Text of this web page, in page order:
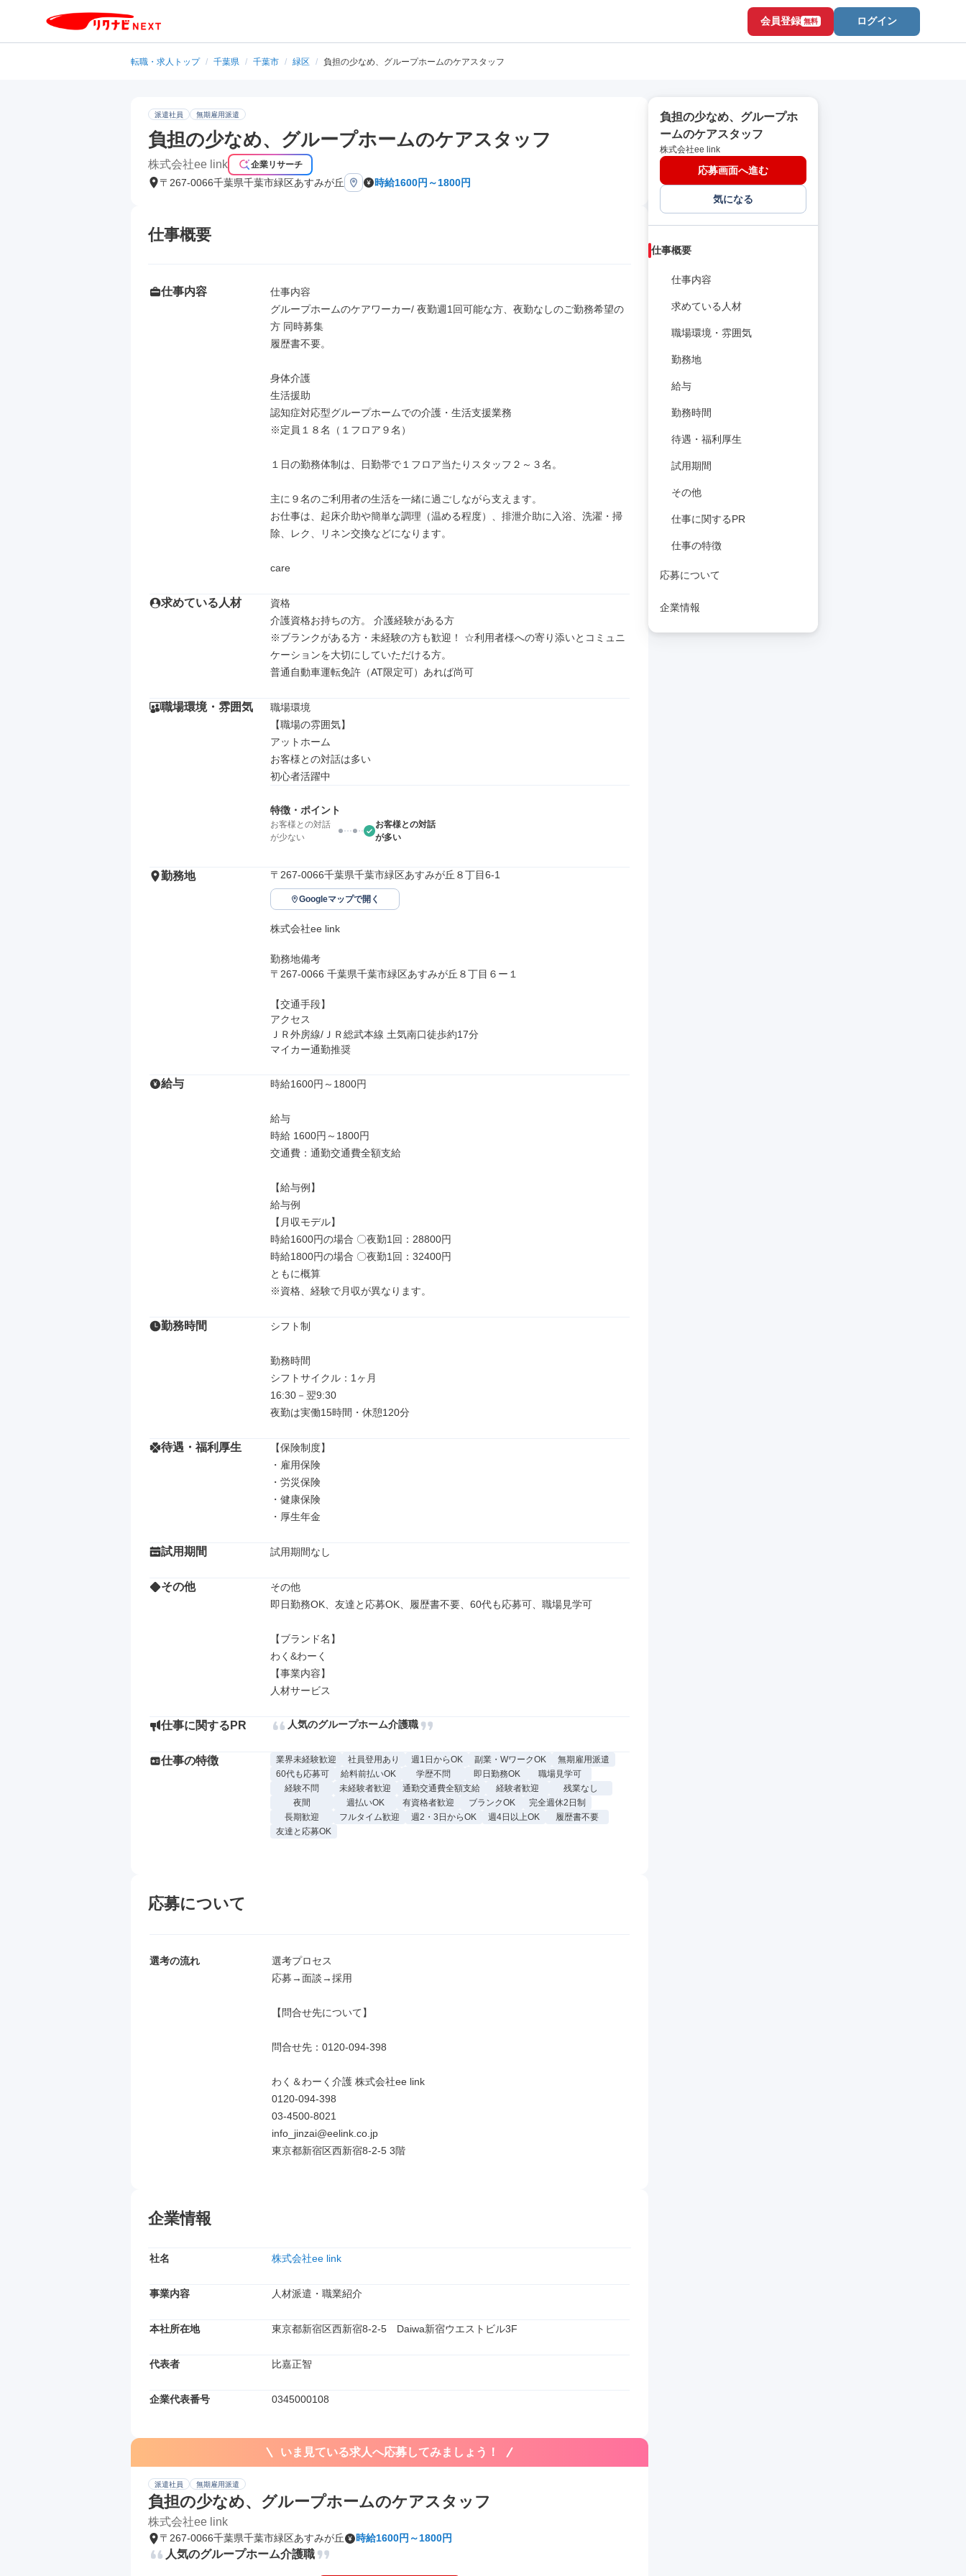
会員登録 無料 ログイン
転職・求人トップ / 千葉県 / 千葉市 / 緑区 / 負担の少なめ、グループホームのケアスタッフ
派遣社員 無期雇用派遣
負担の少なめ、グループホームのケアスタッフ
株式会社ee link 企業リサーチ
〒267-0066千葉県千葉市緑区あすみが丘 時給1600円～1800円
仕事概要
仕事内容
仕事内容
グループホームのケアワーカー/ 夜勤週1回可能な方、夜勤なしのご勤務希望の
方 同時募集
履歴書不要。
身体介護
生活援助
認知症対応型グループホームでの介護・生活支援業務
※定員１８名（１フロア９名）
１日の勤務体制は、日勤帯で１フロア当たりスタッフ２～３名。
主に９名のご利用者の生活を一緒に過ごしながら支えます。
お仕事は、起床介助や簡単な調理（温める程度）、排泄介助に入浴、洗濯・掃
除、レク、リネン交換などになります。
care
求めている人材
資格
介護資格お持ちの方。 介護経験がある方
※ブランクがある方・未経験の方も歓迎！ ☆利用者様への寄り添いとコミュニ
ケーションを大切にしていただける方。
普通自動車運転免許（AT限定可）あれば尚可
職場環境・雰囲気
職場環境
【職場の雰囲気】
アットホーム
お客様との対話は多い
初心者活躍中
特徴・ポイント
お客様との対話
が少ない
お客様との対話
が多い
勤務地 〒267-0066千葉県千葉市緑区あすみが丘８丁目6-1
Googleマップで開く
株式会社ee link
勤務地備考
〒267-0066 千葉県千葉市緑区あすみが丘８丁目６ー１
【交通手段】
アクセス
ＪＲ外房線/ＪＲ総武本線 土気南口徒歩約17分
マイカー通勤推奨
給与 時給1600円～1800円
給与
時給 1600円～1800円
交通費：通勤交通費全額支給
【給与例】
給与例
【月収モデル】
時給1600円の場合 〇夜勤1回：28800円
時給1800円の場合 〇夜勤1回：32400円
ともに概算
※資格、経験で月収が異なります。
勤務時間 シフト制
勤務時間
シフトサイクル：1ヶ月
16:30－翌9:30
夜勤は実働15時間・休憩120分
待遇・福利厚生
【保険制度】
・雇用保険
・労災保険
・健康保険
・厚生年金
試用期間 試用期間なし
その他
その他
即日勤務OK、友達と応募OK、履歴書不要、60代も応募可、職場見学可
【ブランド名】
わく&わーく
【事業内容】
人材サービス
仕事に関するPR 人気のグループホーム介護職
仕事の特徴 業界未経験歓迎 社員登用あり 週1日からOK 副業・WワークOK
無期雇用派遣
60代も応募可
給料前払いOK 学歴不問 即日勤務OK
職場見学可
経験不問
未経験者歓迎 通勤交通費全額支給 経験者歓迎
残業なし
夜間
週払いOK 有資格者歓迎 ブランクOK
完全週休2日制
長期歓迎
フルタイム歓迎 週2・3日からOK 週4日以上OK
履歴書不要
友達と応募OK
応募について
選考の流れ
選考プロセス
応募→面談→採用
【問合せ先について】
問合せ先：0120-094-398
わく＆わーく介護 株式会社ee link
0120-094-398
03‐4500‐8021
info_jinzai@eelink.co.jp
東京都新宿区西新宿8-2-5 3階
企業情報
社名 株式会社ee link
事業内容 人材派遣・職業紹介
本社所在地 東京都新宿区西新宿8-2-5　Daiwa新宿ウエストビル3F
代表者 比嘉正智
企業代表番号 0345000108
いま見ている求人へ応募してみましょう！
派遣社員 無期雇用派遣
負担の少なめ、グループホームのケアスタッフ
株式会社ee link
〒267-0066千葉県千葉市緑区あすみが丘 時給1600円～1800円
人気のグループホーム介護職
負担の少なめ、グループホ
ームのケアスタッフ
株式会社ee link
応募画面へ進む
気になる
仕事概要
仕事内容
求めている人材
職場環境・雰囲気
勤務地
給与
勤務時間
待遇・福利厚生
試用期間
その他
仕事に関するPR
仕事の特徴
応募について
企業情報